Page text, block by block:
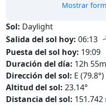
Mostrar
Sol: Daylight
Salida del sol hoy: 06:13
Puesta del sol hoy: 19:09
Duración del día: 12h 55m
Dirección del sol: E (79.8°)
Altitud del sol: 23.14°
Distancia del sol: